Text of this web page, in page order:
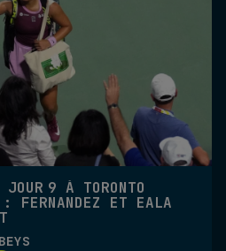
9 À TORONTO
: FERNANDEZ ET EALA